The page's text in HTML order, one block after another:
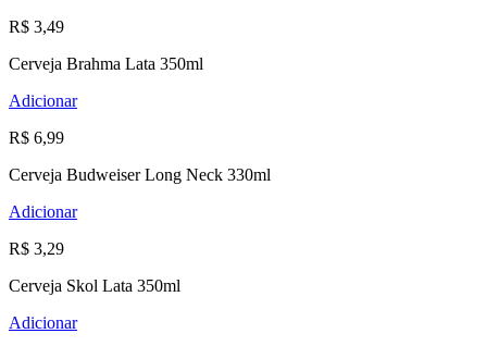
R$ 3,49
Cerveja Brahma Lata 350ml
Adicionar
R$ 6,99
Cerveja Budweiser Long Neck 330ml
Adicionar
R$ 3,29
Cerveja Skol Lata 350ml
Adicionar